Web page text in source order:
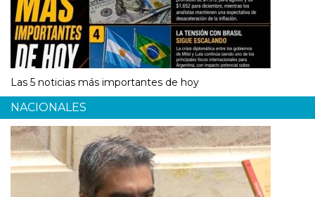
Las 5 noticias más importantes de hoy
NACIONALES